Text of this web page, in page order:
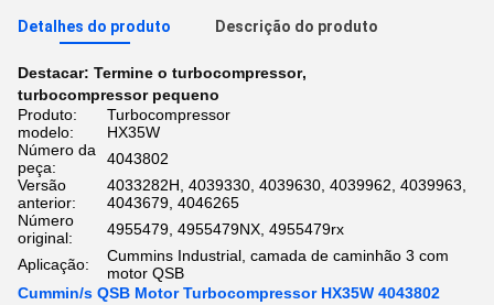
Detalhes do produto Descrição do produto
Destacar: Termine o turbocompressor,
turbocompressor pequeno
Produto:
Turbocompressor
modelo:
HX35W
Número da
peça:
4043802
Versão
anterior:
4033282H, 4039330, 4039630, 4039962, 4039963,
4043679, 4046265
Número
original:
4955479, 4955479NX, 4955479rx
Aplicação:
Cummins Industrial, camada de caminhão 3 com
motor QSB
Cummin/s QSB Motor Turbocompressor HX35W 4043802